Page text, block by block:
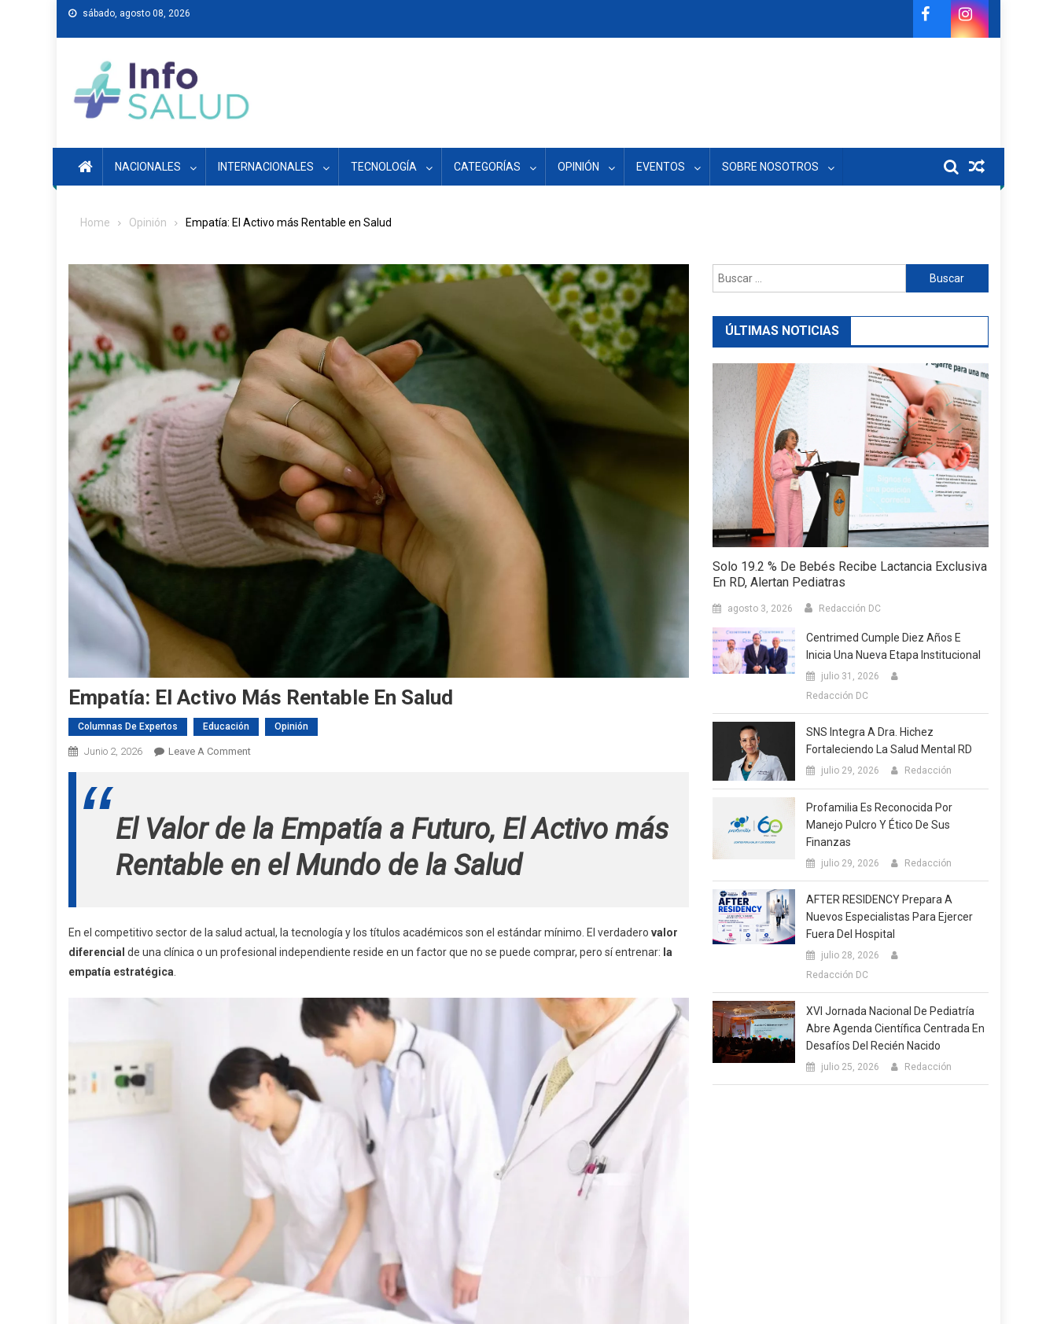
sábado, agosto 08, 2026
NACIONALES INTERNACIONALES TECNOLOGÍA CATEGORÍAS OPINIÓN EVENTOS SOBRE NOSOTROS
Home Opinión Empatía: El Activo más Rentable en Salud
Empatía: El Activo Más Rentable En Salud
Columnas De Expertos Educación Opinión
Junio 2, 2026 Leave A CommentOn
Más
Rentable
En
Salud
El Valor de la Empatía a Futuro, El Activo más
Rentable en el Mundo de la Salud
En el competitivo sector de la salud actual, la tecnología y los títulos académicos son el estándar mínimo. El verdadero valor
diferencial de una clínica o un profesional independiente reside en un factor que no se puede comprar, pero sí entrenar: la
empatía estratégica
Buscar:
ÚLTIMAS NOTICIAS
Solo 19.2 % De Bebés Recibe Lactancia Exclusiva
En RD, Alertan Pediatras
agosto 3, 2026 Redacción DC
Centrimed Cumple Diez Años E
Inicia Una Nueva Etapa Institucional
julio 31, 2026
Redacción DC
SNS Integra A Dra. Hichez
Fortaleciendo La Salud Mental RD
julio 29, 2026 Redacción
Profamilia Es Reconocida Por
Manejo Pulcro Y Ético De Sus
Finanzas
julio 29, 2026 Redacción
AFTER RESIDENCY Prepara A
Nuevos Especialistas Para Ejercer
Fuera Del Hospital
julio 28, 2026
Redacción DC
XVI Jornada Nacional De Pediatría
Abre Agenda Científica Centrada En
Desafíos Del Recién Nacido
julio 25, 2026 Redacción